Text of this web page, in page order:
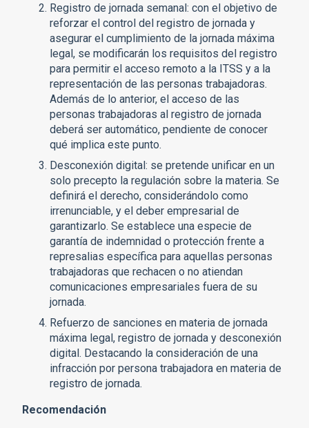
Registro de jornada semanal: con el objetivo de
reforzar el control del registro de jornada y
asegurar el cumplimiento de la jornada máxima
legal, se modificarán los requisitos del registro
para permitir el acceso remoto a la ITSS y a la
representación de las personas trabajadoras.
Además de lo anterior, el acceso de las
personas trabajadoras al registro de jornada
deberá ser automático, pendiente de conocer
qué implica este punto.
Desconexión digital: se pretende unificar en un
solo precepto la regulación sobre la materia. Se
definirá el derecho, considerándolo como
irrenunciable, y el deber empresarial de
garantizarlo. Se establece una especie de
garantía de indemnidad o protección frente a
represalias específica para aquellas personas
trabajadoras que rechacen o no atiendan
comunicaciones empresariales fuera de su
jornada.
Refuerzo de sanciones en materia de jornada
máxima legal, registro de jornada y desconexión
digital. Destacando la consideración de una
infracción por persona trabajadora en materia de
registro de jornada.
Recomendación